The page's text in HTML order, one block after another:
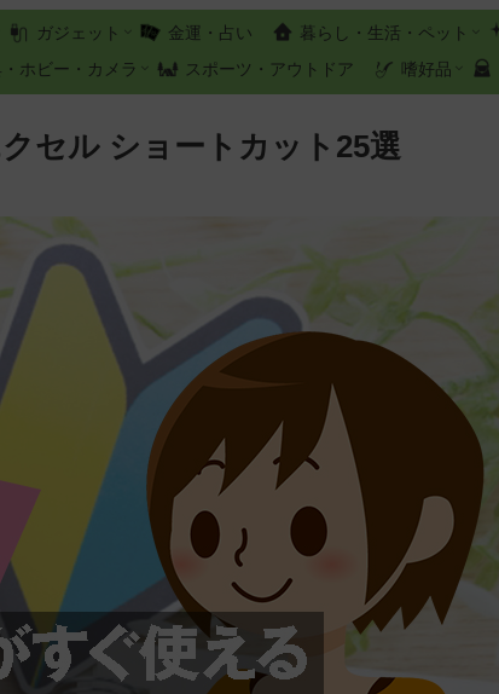
ガジェット 金運・占い 暮らし・生活・ペット
・ホビー・カメラ スポーツ・アウトドア 嗜好品
セル ショートカット25選